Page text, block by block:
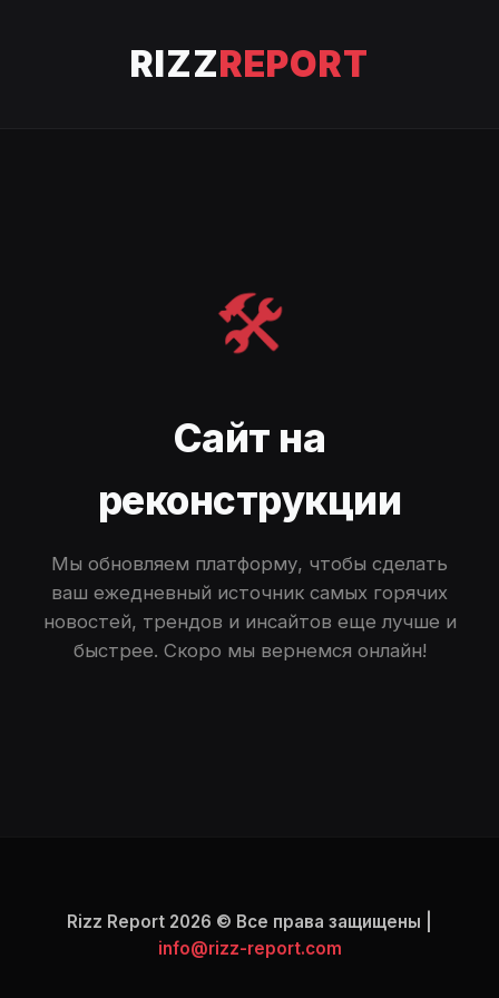
RIZZREPORT
🛠️
Сайт на
реконструкции
Мы обновляем платформу, чтобы сделать
ваш ежедневный источник самых горячих
новостей, трендов и инсайтов еще лучше и
быстрее. Скоро мы вернемся онлайн!
Rizz Report 2026 © Все права защищены |
info@rizz-report.com